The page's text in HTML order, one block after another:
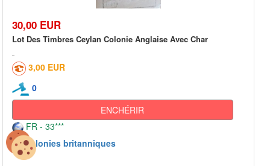
30,00 EUR
Lot Des Timbres Ceylan Colonie Anglaise Avec Char
3,00 EUR
0
ENCHÉRIR
FR - 33***
Colonies britanniques